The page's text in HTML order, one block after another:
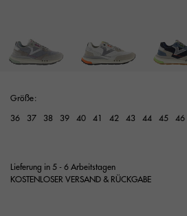
Größe:
36 37 38 39 40 41 42 43 44 45 46
Lieferung in 5 - 6 Arbeitstagen
KOSTENLOSER VERSAND & RÜCKGABE